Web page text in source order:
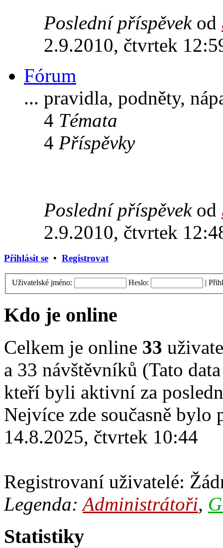
Poslední příspěvekod
2.9.2010, čtvrtek
Fórum
... pravidla, podněty,
4 Témata
4 Příspěvky
Poslední příspěvekod
2.9.2010, čtvrtek
Přihlásit se • Registrovat
Uživatelské jméno: Heslo: |
Kdo je online
Celkem je online 33
a 33 návštěvníků (Tato
kteří byli aktivní za
Nejvíce zde současně
14.8.2025, čtvrtek 10:44
Registrovaní uživatelé:
Legenda:Administrátoři,
Statistiky